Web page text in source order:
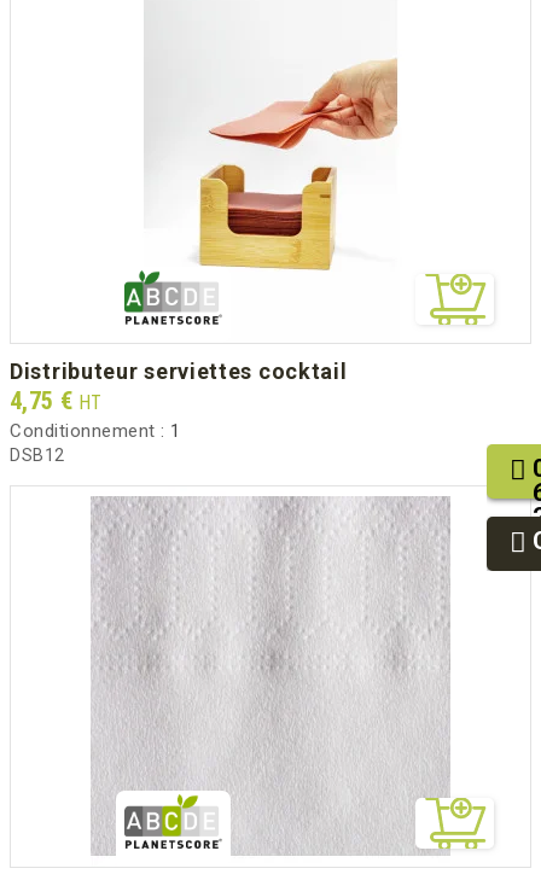
distributeur serviettes cocktail
Prix
4,75 € HT
Conditionnement : 1
DSB12